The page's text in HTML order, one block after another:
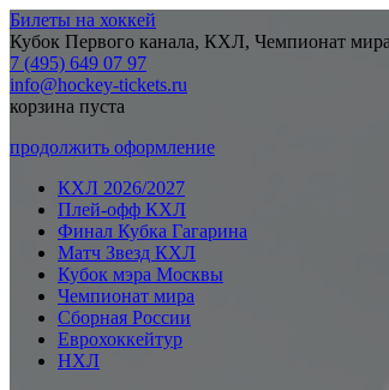
Билеты на хоккей
Кубок Первого канала, КХЛ, Чемпионат
7 (495) 649 07 97
info@hockey-tickets.ru
корзина пуста
продолжить оформление
КХЛ 2026/2027
Плей-офф КХЛ
Финал Кубка Гагарина
Матч Звезд КХЛ
Кубок мэра Москвы
Чемпионат мира
Сборная России
Еврохоккейтур
НХЛ